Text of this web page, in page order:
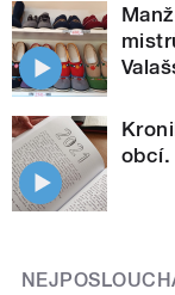
obcí.